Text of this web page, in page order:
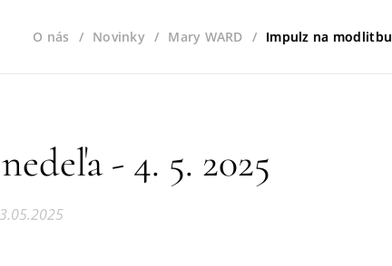
O nás Novinky Mary WARD Impulz na modlitbu
- 4. 5. 2025